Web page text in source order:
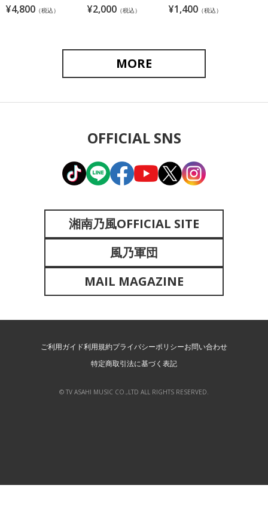
¥4,800 （税込） ¥2,000 （税込）
ンダム）
¥1,400 （税込）
MORE
OFFICIAL SNS
湘南乃風OFFICIAL SITE
風乃軍団
MAIL MAGAZINE
ご利用ガイド利用規約プライバシーポリシーお問い合わせ
特定商取引法に基づく表記
© TV ASAHI MUSIC CO.,LTD ALL RIGHTS RESERVED.